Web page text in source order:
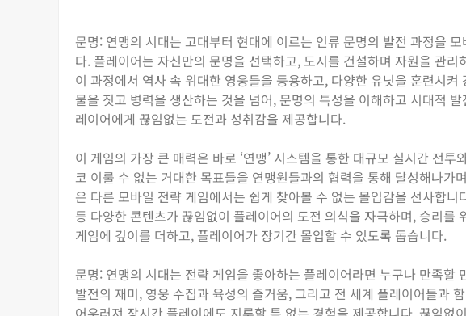
문명: 연맹의 시대는 고대부터 현대에 이르는 인류 문명의 발전 과정을
다. 플레이어는 자신만의 문명을 선택하고, 도시를 건설하며 자원을 관
이 과정에서 역사 속 위대한 영웅들을 등용하고, 다양한 유닛을 훈련시
물을 짓고 병력을 생산하는 것을 넘어, 문명의 특성을 이해하고 시대적
레이어에게 끊임없는 도전과 성취감을 제공합니다.
이 게임의 가장 큰 매력은 바로 ‘연맹’ 시스템을 통한 대규모 실시간 전
코 이룰 수 없는 거대한 목표들을 연맹원들과의 협력을 통해 달성해나가
은 다른 모바일 전략 게임에서는 쉽게 찾아볼 수 없는 몰입감을 선사합
등 다양한 콘텐츠가 끊임없이 플레이어의 도전 의식을 자극하며, 승리
게임에 깊이를 더하고, 플레이어가 장기간 몰입할 수 있도록 돕습니다.
문명: 연맹의 시대는 전략 게임을 좋아하는 플레이어라면 누구나 만족할
발전의 재미, 영웅 수집과 육성의 즐거움, 그리고 전 세계 플레이어들과